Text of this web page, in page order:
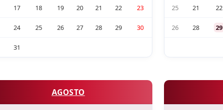
17 18 19 20 21 22 23
24 25 26 27 28 29 30
31
25 21 22
26 28 29
AGOSTO